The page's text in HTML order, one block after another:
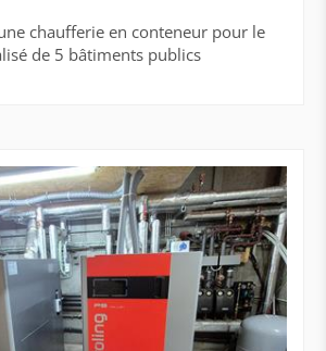
chaufferie en conteneur pour le
de 5 bâtiments publics